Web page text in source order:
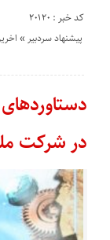
کد خبر : 20120
« پیشنهاد سردبیر
در شرکت